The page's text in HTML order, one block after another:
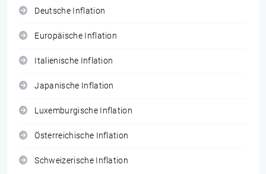
Deutsche Inflation
Europäische Inflation
Italienische Inflation
Japanische Inflation
Luxemburgische Inflation
Österreichische Inflation
Schweizerische Inflation